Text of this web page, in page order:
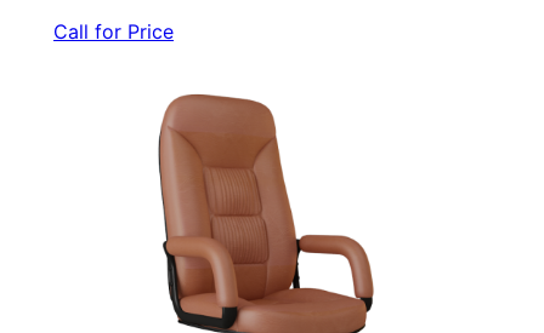
Call for Price